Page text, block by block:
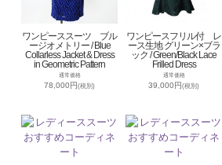
ワンピーススーツ ブル
ージオメトリー / Blue
Collarless Jacket & Dress
in Geometric Pattern
通常価格
78,000円(税別)
ワンピースフリル付 レ
ース生地 グリーン×ブラ
ック / Green/Black Lace
Frilled Dress
通常価格
39,000円(税別)